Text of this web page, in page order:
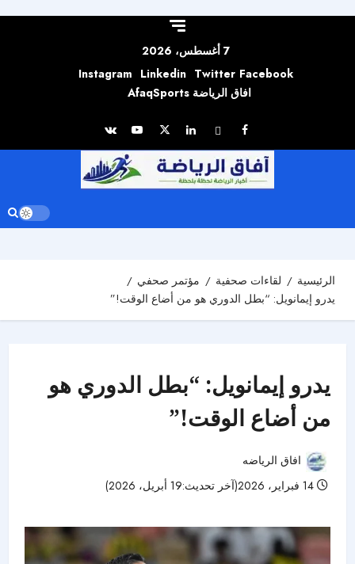
7 أغسطس، 2026
Facebook
Twitter
Linkedin
Instagram
افاق الرياضة AfaqSports
الرئيسية لقاءات صحفية
مؤتمر صحفي
يدرو إيمانويل: “بطل الدوري هو من أضاع الوقت!”
يدرو إيمانويل: “بطل الدوري هو
من أضاع الوقت!”
افاق الرياضه
14 فبراير، 2026(آخر تحديث:19 أبريل، 2026)